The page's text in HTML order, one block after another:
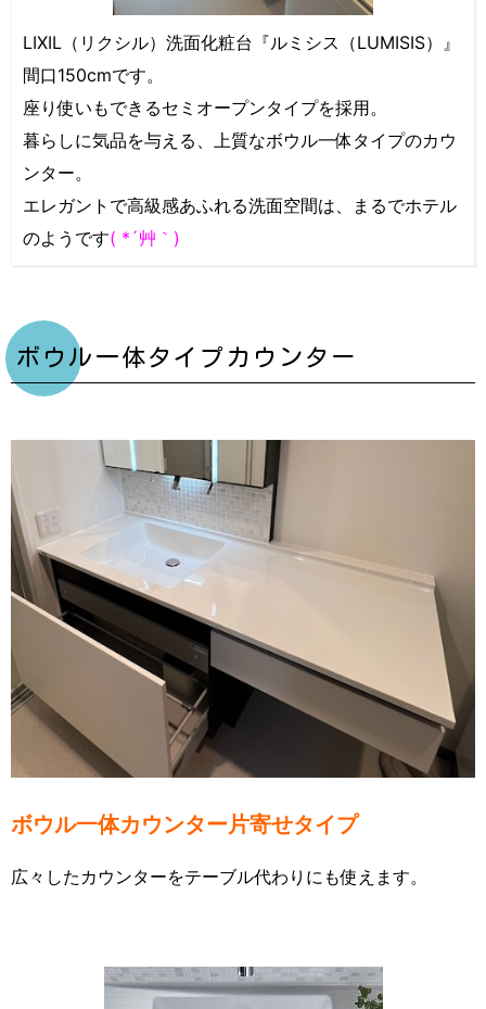
LIXIL（リクシル）洗面化粧台『ルミシス（LUMISIS）』
間口150cmです。
座り使いもできるセミオープンタイプを採用。
暮らしに気品を与える、上質なボウル一体タイプのカウ
ンター。
エレガントで高級感あふれる洗面空間は、まるでホテル
のようです( *´艸｀)
ボウル一体タイプカウンター
ボウル一体カウンター片寄せタイプ
広々したカウンターをテーブル代わりにも使えます。